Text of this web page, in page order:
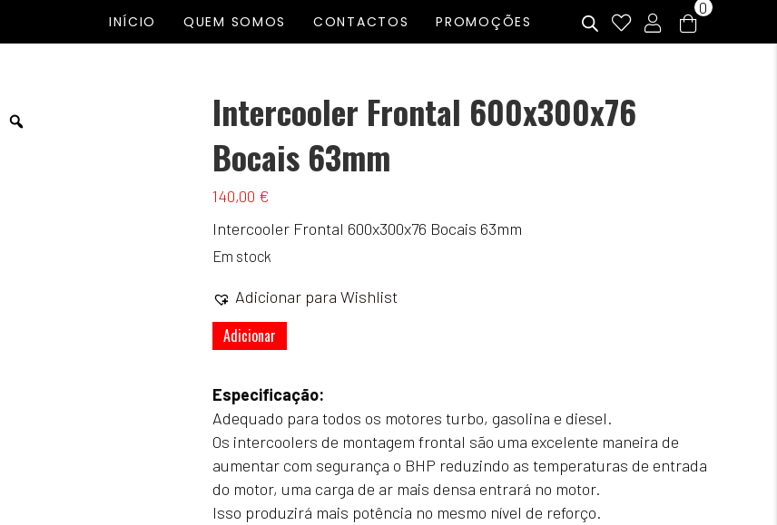
INÍCIO QUEM SOMOS CONTACTOS PROMOÇÕES
0
Intercooler Frontal 600x300x76
Bocais 63mm
140,00 €
Intercooler Frontal 600x300x76 Bocais 63mm
Em stock
Adicionar para Wishlist
Quantidade
de
Frontal
600x300x76
Bocais
63mm
Adicionar
Especificação:
Adequado para todos os motores turbo, gasolina e diesel.
Os intercoolers de montagem frontal são uma excelente maneira de
aumentar com segurança o BHP reduzindo as temperaturas de entrada
do motor, uma carga de ar mais densa entrará no motor.
Isso produzirá mais potência no mesmo nível de reforço.